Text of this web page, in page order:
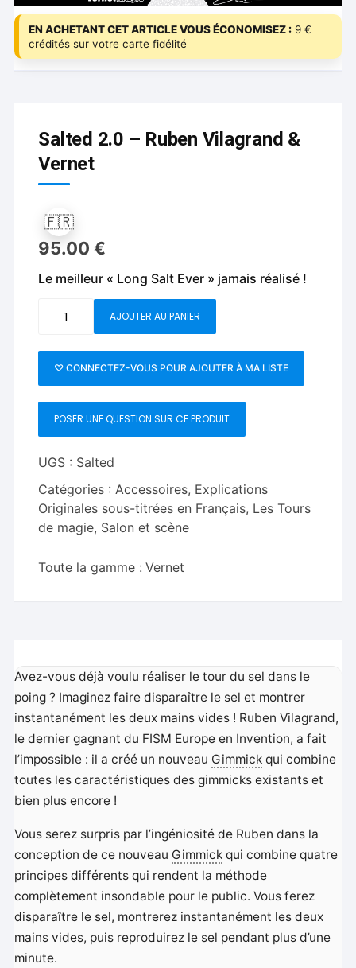
EN ACHETANT CET ARTICLE VOUS ÉCONOMISEZ : 9 €
crédités sur votre carte fidélité
Salted 2.0 – Ruben Vilagrand &
Vernet
🇫🇷
95.00€
Le meilleur « Long Salt Ever » jamais réalisé !
2.0
-
Ruben
Vilagrand
&
Vernet
AJOUTER AU PANIER
♡ CONNECTEZ-VOUS POUR AJOUTER À MA LISTE
POSER UNE QUESTION SUR CE PRODUIT
UGS : Salted
Catégories :Accessoires, Explications
Originales sous-titrées en Français, Les Tours
de magie, Salon et scène
Toute la gamme : Vernet
Avez-vous déjà voulu réaliser le tour du sel dans le
poing ? Imaginez faire disparaître le sel et montrer
instantanément les deux mains vides ! Ruben Vilagrand,
le dernier gagnant du FISM Europe en Invention, a fait
l’impossible : il a créé un nouveau Gimmick qui combine
toutes les caractéristiques des gimmicks existants et
bien plus encore !
Vous serez surpris par l’ingéniosité de Ruben dans la
conception de ce nouveau Gimmick qui combine quatre
principes différents qui rendent la méthode
complètement insondable pour le public. Vous ferez
disparaître le sel, montrerez instantanément les deux
mains vides, puis reproduirez le sel pendant plus d’une
minute.